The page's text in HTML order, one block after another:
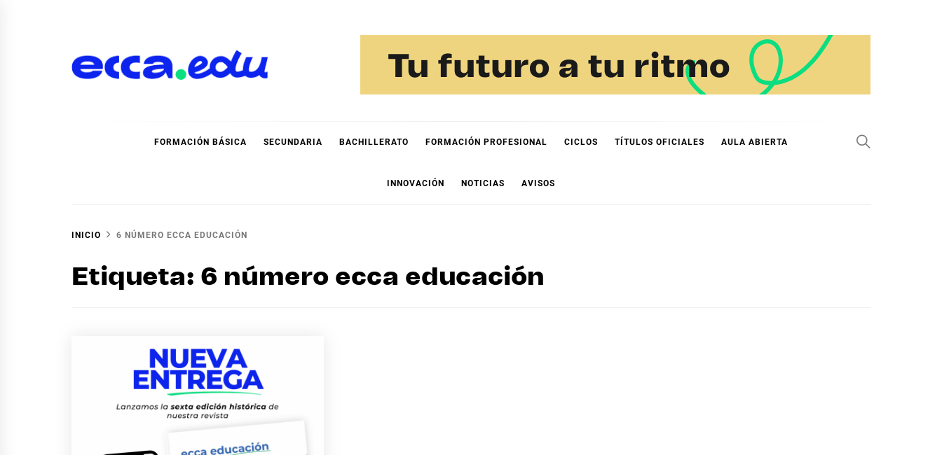
FORMACIÓN BÁSICA SECUNDARIA BACHILLERATO FORMACIÓN PROFESIONAL CICLOS TÍTULOS OFICIALES AULA ABIERTA
INNOVACIÓN NOTICIAS AVISOS
INICIO 6 NÚMERO ECCA EDUCACIÓN
Etiqueta: 6 número ecca educación